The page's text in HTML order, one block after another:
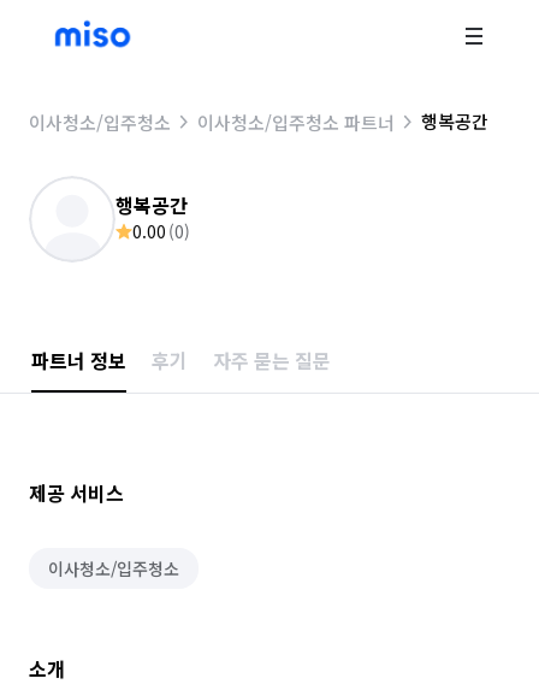
이사청소/입주청소 이사청소/입주청소 파트너 행복공간
행복공간
0.00 (0)
파트너 정보 후기 자주 묻는 질문
제공 서비스
이사청소/입주청소
소개